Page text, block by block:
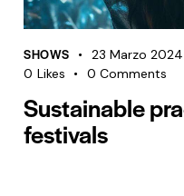
SHOWS 23 Marzo 2024
0 Likes 0 Comments
Sustainable
festivals